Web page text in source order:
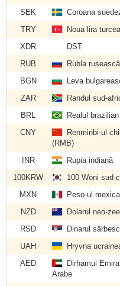
SEK
Coroana
TRY
Noua lira
XDR
DST
RUB
Rubla rusească
BGN
Leva
ZAR
Randul sud-
BRL
Realul brazilian
CNY
Renminbi-ul
(RMB)
INR Rupia indiană
100KRW
100 Woni sud-
MXN
Peso-ul
NZD
Dolarul neo-
RSD
Dinarul sârbesc
UAH
Hryvna
AED
Dirhamul
Arabe